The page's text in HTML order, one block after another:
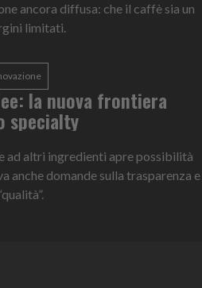
ancora diffusa: che il caffè sia un
limitati.
la nuova frontiera
specialty
ad altri ingredienti apre possibilità
anche domande sulla trasparenza e